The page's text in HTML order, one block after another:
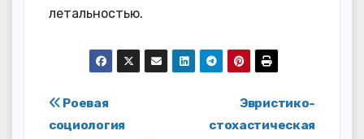
летальностью.
Навигация
Эвристико-
стохастическая
Роевая
социология